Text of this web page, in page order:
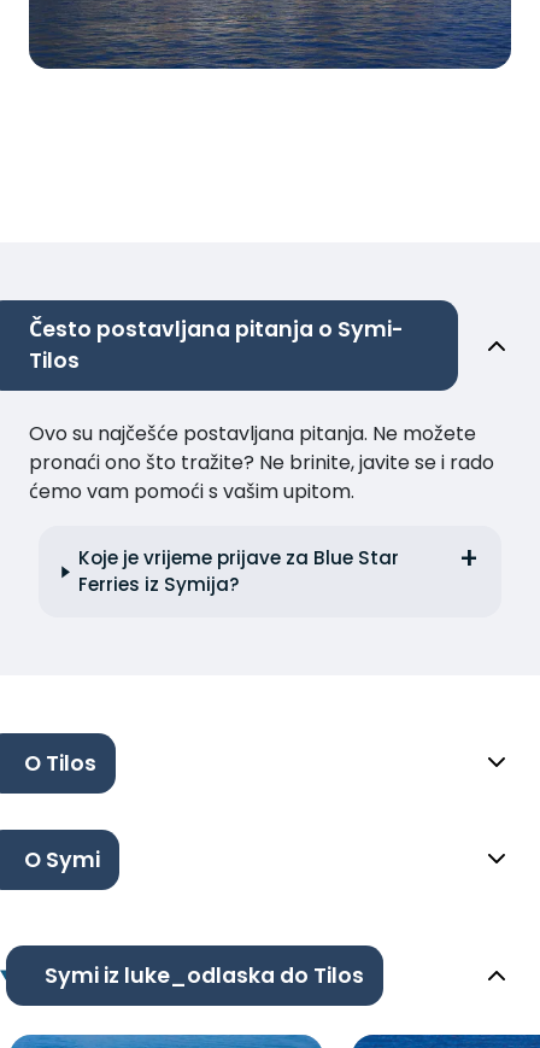
Često postavljana pitanja o Symi-
Tilos
Ovo su najčešće postavljana pitanja. Ne možete
pronaći ono što tražite? Ne brinite, javite se i rado
ćemo vam pomoći s vašim upitom.
Koje je vrijeme prijave za Blue Star
Ferries iz Symija?
O Tilos
O Symi
Symi iz luke_odlaska do Tilos